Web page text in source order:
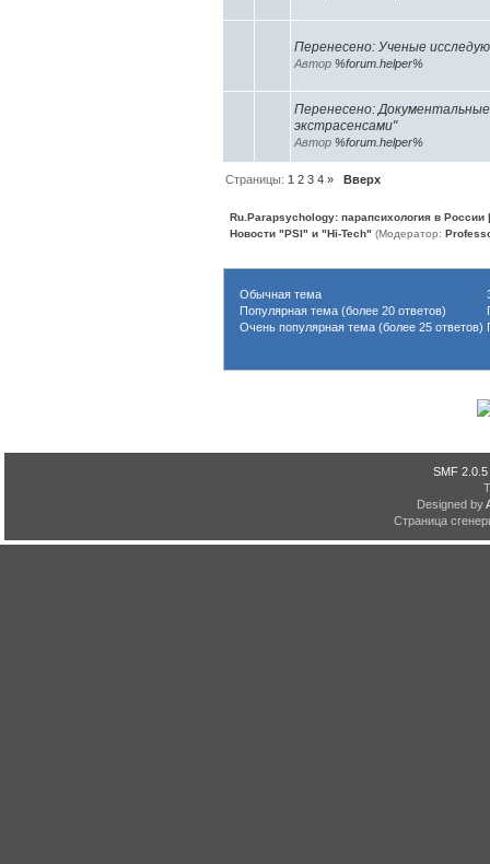
Перенесено: Ученые
Автор %forum.helper%
Перенесено:
экстрасенсами"
Автор %forum.helper%
Страницы:1 2 3 4 » Вверх
Ru.Parapsychology: парапсихология в
Новости "PSI" и "Hi-Tech" (Модератор:
Обычная тема
Популярная тема (более 20 ответов)
Очень популярная тема (более 25 ответов)
SMF 2.0.5
Designed by
Страница